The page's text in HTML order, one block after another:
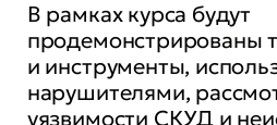
В рамках курса будут
продемонстрированы
и инструменты,
нарушителями,
уязвимости СКУД и